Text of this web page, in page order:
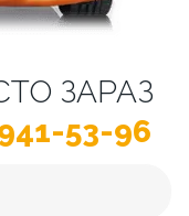
ЗАРАЗ
53-96